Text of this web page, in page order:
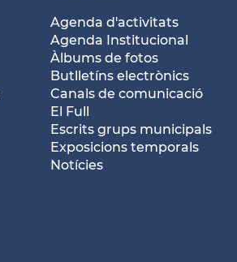
Agenda d'activitats
Agenda Institucional
Àlbums de fotos
Butlletíns electrònics
Canals de comunicació
El Full
Escrits grups municipals
Exposicions temporals
Notícies